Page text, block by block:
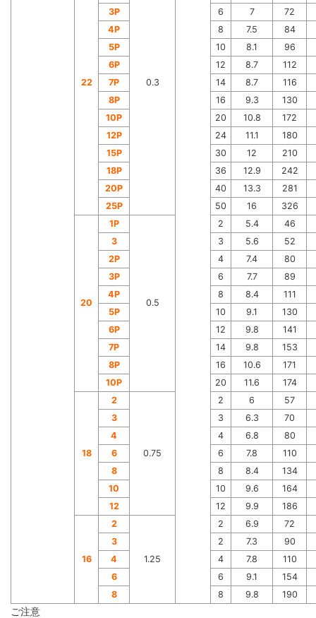
22 0.3
3P
6 7
72
4P
8 7.5
84
5P
10 8.1
96
6P
12 8.7
112
7P
14 8.7
116
8P
16 9.3
130
10P
20 10.8
172
12P
24 11.1
180
15P
30 12
210
18P
36 12.9
242
20P
40 13.3
281
25P
50 16 326
20
1P
0.5
2 5.4
46
3
3 5.6
52
2P
4 7.4
80
3P
6 7.7
89
4P
8 8.4
111
5P
10 9.1
130
6P
12 9.8
141
7P
14 9.8
153
8P
16 10.6
171
10P
20 11.6 174
18
2
0.75
2 6
57
3
3 6.3
70
4
4 6.8
80
6
6 7.8
110
8
8 8.4
134
10
10 9.6
164
12
12 9.9 186
16
2
1.25
2 6.9
72
3
2 7.3
90
4
4 7.8
110
6
6 9.1
154
8
8 9.8 190
ご注意